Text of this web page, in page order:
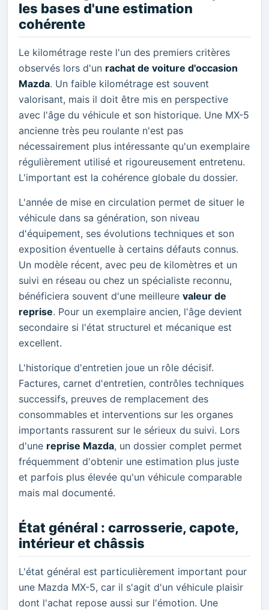
les bases d'une estimation
cohérente
Le kilométrage reste l'un des premiers critères
observés lors d'un rachat de voiture d'occasion
Mazda. Un faible kilométrage est souvent
valorisant, mais il doit être mis en perspective
avec l'âge du véhicule et son historique. Une MX-5
ancienne très peu roulante n'est pas
nécessairement plus intéressante qu'un exemplaire
régulièrement utilisé et rigoureusement entretenu.
L'important est la cohérence globale du dossier.
L'année de mise en circulation permet de situer le
véhicule dans sa génération, son niveau
d'équipement, ses évolutions techniques et son
exposition éventuelle à certains défauts connus.
Un modèle récent, avec peu de kilomètres et un
suivi en réseau ou chez un spécialiste reconnu,
bénéficiera souvent d'une meilleure valeur de
reprise. Pour un exemplaire ancien, l'âge devient
secondaire si l'état structurel et mécanique est
excellent.
L'historique d'entretien joue un rôle décisif.
Factures, carnet d'entretien, contrôles techniques
successifs, preuves de remplacement des
consommables et interventions sur les organes
importants rassurent sur le sérieux du suivi. Lors
d'une reprise Mazda, un dossier complet permet
fréquemment d'obtenir une estimation plus juste
et parfois plus élevée qu'un véhicule comparable
mais mal documenté.
État général : carrosserie, capote,
intérieur et châssis
L'état général est particulièrement important pour
une Mazda MX-5, car il s'agit d'un véhicule plaisir
dont l'achat repose aussi sur l'émotion. Une